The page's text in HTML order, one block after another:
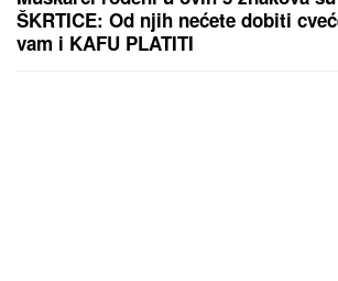
ŠKRTICE: Od njih nećete dobiti
vam i KAFU PLATITI